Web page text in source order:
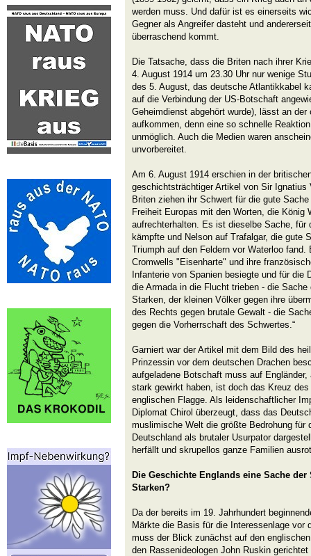
werden muss. Und dafür ist es einerseits
Gegner als Angreifer dasteht und
überraschend kommt.
Die Tatsache, dass die Briten nach ihrer
4. August 1914 um 23.30 Uhr nur wenige
des 5. August, das deutsche Atlantikkabel
auf die Verbindung der US-Botschaft
Geheimdienst abgehört wurde), lässt an
aufkommen, denn eine so schnelle
unmöglich. Auch die Medien waren
unvorbereitet.
Am 6. August 1914 erschien in der
geschichtsträchtiger Artikel von Sir Ignatius
Briten ziehen ihr Schwert für die gute
Freiheit Europas mit den Worten, die König
aufrechterhalten. Es ist dieselbe Sache, für
kämpfte und Nelson auf Trafalgar, die gute
Triumph auf den Feldern vor Waterloo
Cromwells "Eisenharte" und ihre
Infanterie von Spanien besiegte und für die
die Armada in die Flucht trieben - die
Starken, der kleinen Völker gegen ihre
des Rechts gegen brutale Gewalt - die
gegen die Vorherrschaft des Schwertes.“
Garniert war der Artikel mit dem Bild des
Prinzessin vor dem deutschen Drachen
aufgeladene Botschaft muss auf
stark gewirkt haben, ist doch das Kreuz
englischen Flagge. Als leidenschaftlicher
Diplomat Chirol überzeugt, dass das
muslimische Welt die größte Bedrohung für
Deutschland als brutaler Usurpator
herfällt und skrupellos ganze Familien
Die Geschichte Englands eine Sache
Starken?
Da der bereits im 19. Jahrhundert
Märkte die Basis für die Interessenlage vor
muss der Blick zunächst auf den
den Rassenideologen John Ruskin